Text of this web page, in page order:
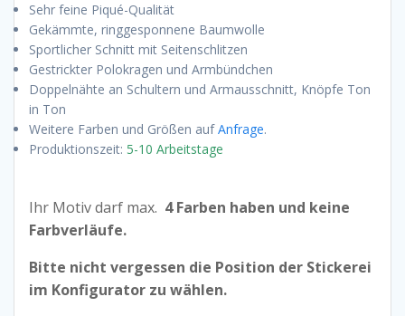
€69,50
Sehr feine Piqué-Qualität
Gekämmte, ringgesponnene Baumwolle
Sportlicher Schnitt mit Seitenschlitzen
Gestrickter Polokragen und Armbündchen
Doppelnähte an Schultern und Armausschnitt, Knöpfe Ton
in Ton
Weitere Farben und Größen aufAnfrage.
Produktionszeit: 5-10 Arbeitstage
Ihr Motiv darf max. 4 Farben haben und keine
Farbverläufe.
Bitte nicht vergessen die Position der Stickerei
im Konfigurator zu wählen.